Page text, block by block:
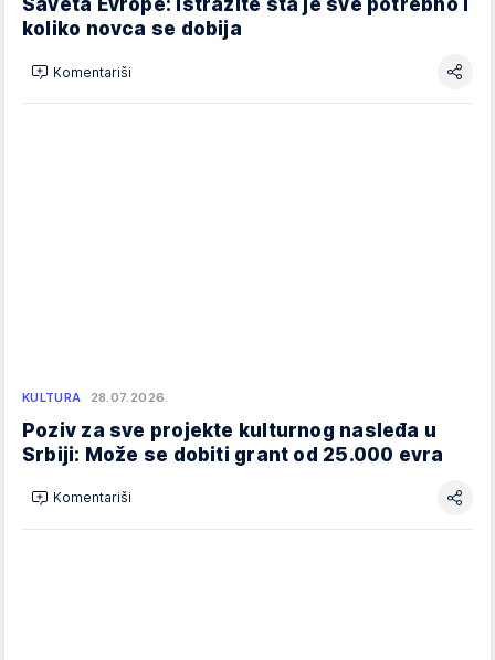
Saveta Evrope: Istražite šta je sve potrebno i
koliko novca se dobija
Komentariši
KULTURA 28.07.2026.
Poziv za sve projekte kulturnog nasleđa u
Srbiji: Može se dobiti grant od 25.000 evra
Komentariši